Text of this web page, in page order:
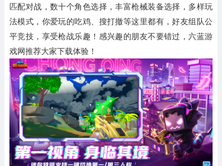
匹配对战，数十个角色选择，丰富枪械装备选择，多样玩
法模式，你爱玩的吃鸡、搜打撤等这里都有，好友组队公
平竞技，享受枪战乐趣！感兴趣的朋友不要错过，六蓝游
戏网推荐大家下载体验！